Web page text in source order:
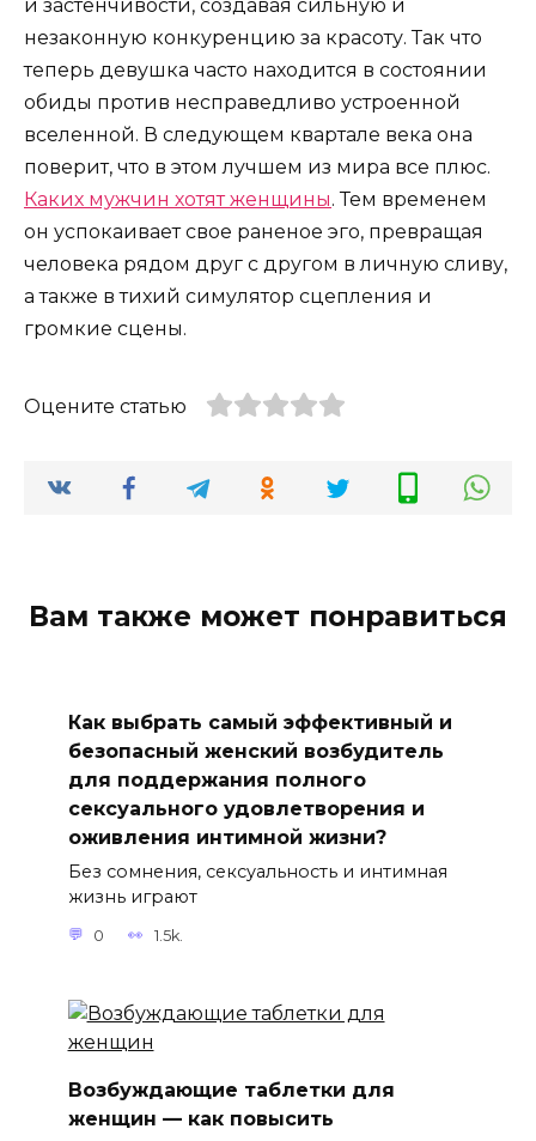
и застенчивости, создавая сильную и
незаконную конкуренцию за красоту. Так что
теперь девушка часто находится в состоянии
обиды против несправедливо устроенной
вселенной. В следующем квартале века она
поверит, что в этом лучшем из мира все плюс.
Каких мужчин хотят женщины. Тем временем
он успокаивает свое раненое эго, превращая
человека рядом друг с другом в личную сливу,
а также в тихий симулятор сцепления и
громкие сцены.
Оцените статью
Вам также может понравиться
Как выбрать самый эффективный и
безопасный женский возбудитель
для поддержания полного
сексуального удовлетворения и
оживления интимной жизни?
Без сомнения, сексуальность и интимная
жизнь играют
0 1.5k.
Возбуждающие таблетки для
женщин — как повысить